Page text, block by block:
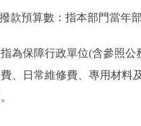
預算數：指本部門當年部
保障行政單位(含參照公
、日常維修費、專用材料